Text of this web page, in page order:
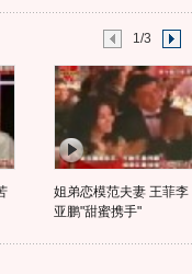
1/3
姐弟恋模范夫妻 王菲李
亚鹏"甜蜜携手"